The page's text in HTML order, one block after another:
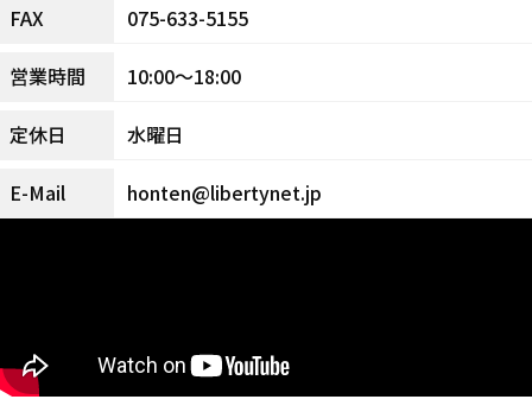
FAX 075-633-5155
営業時間 10:00～18:00
定休日 水曜日
E-Mail honten@libertynet.jp